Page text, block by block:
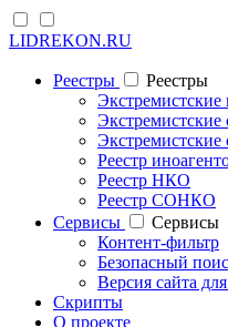
LIDREKON.RU
Реестры
Реестры
Экстремистские
Экстремистские
Экстремистские
Реестр
Реестр НКО
Реестр СОНКО
Cервисы
Cервисы
Контент-фильтр
Безопасный
Версия сайта
Скрипты
О проекте